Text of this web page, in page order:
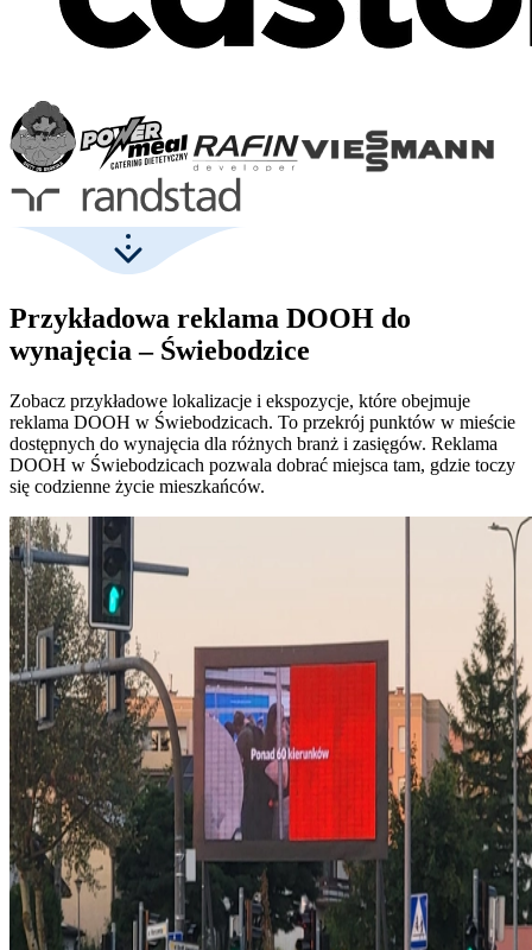
Przykładowa reklama DOOH do
wynajęcia – Świebodzice
Zobacz przykładowe lokalizacje i ekspozycje, które obejmuje
reklama DOOH w Świebodzicach. To przekrój punktów w mieście
dostępnych do wynajęcia dla różnych branż i zasięgów. Reklama
DOOH w Świebodzicach pozwala dobrać miejsca tam, gdzie toczy
się codzienne życie mieszkańców.